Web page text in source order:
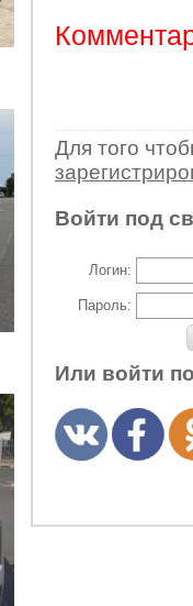
Для того
Войти под
Логин:
Пароль:
Или войти